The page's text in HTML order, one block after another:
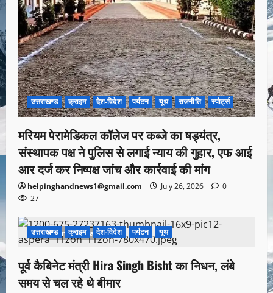
उत्तराखण्ड क्राइम देश-विदेश पर्यटन यूथ राजनीति स्पोर्ट्स
मरियम पेरामेडिकल कॉलेज पर कब्जे का षड्यंत्र,
संस्थापक पक्ष ने पुलिस से लगाई न्याय की गुहार, एफ आई
आर दर्ज कर निष्पक्ष जांच और कार्रवाई की मांग
helpinghandnews1@gmail.com July 26, 2026
0
27
1 minute read
उत्तराखण्ड क्राइम देश-विदेश पर्यटन यूथ
पूर्व कैबिनेट मंत्री Hira Singh Bisht का निधन, लंबे
समय से चल रहे थे बीमार